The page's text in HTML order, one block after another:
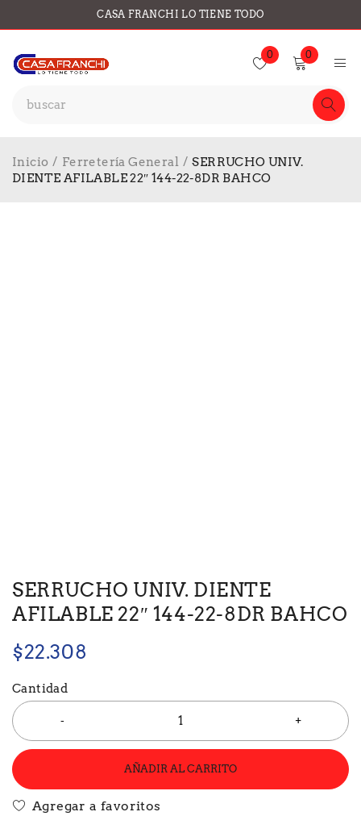
CASA FRANCHI LO TIENE TODO
0 0
Inicio / Ferretería General / SERRUCHO UNIV.
DIENTE AFILABLE 22″ 144-22-8DR BAHCO
SERRUCHO UNIV. DIENTE
AFILABLE 22″ 144-22-8DR BAHCO
$22.308
Cantidad
AÑADIR AL CARRITO